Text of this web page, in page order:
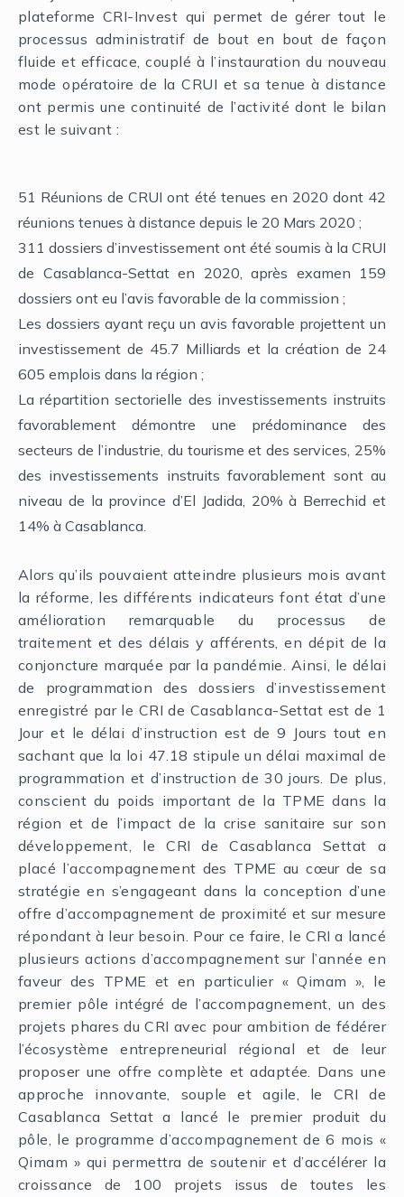
plateforme CRI-Invest qui permet de gérer tout le
processus administratif de bout en bout de façon
fluide et efficace, couplé à l’instauration du nouveau
mode opératoire de la CRUI et sa tenue à distance
ont permis une continuité de l’activité dont le bilan
est le suivant :
51 Réunions de CRUI ont été tenues en 2020 dont 42
réunions tenues à distance depuis le 20 Mars 2020 ;
311 dossiers d’investissement ont été soumis à la CRUI
de Casablanca-Settat en 2020, après examen 159
dossiers ont eu l’avis favorable de la commission ;
Les dossiers ayant reçu un avis favorable projettent un
investissement de 45.7 Milliards et la création de 24
605 emplois dans la région ;
La répartition sectorielle des investissements instruits
favorablement démontre une prédominance des
secteurs de l’industrie, du tourisme et des services, 25%
des investissements instruits favorablement sont au
niveau de la province d’El Jadida, 20% à Berrechid et
14% à Casablanca.
Alors qu’ils pouvaient atteindre plusieurs mois avant
la réforme, les différents indicateurs font état d’une
amélioration remarquable du processus de
traitement et des délais y afférents, en dépit de la
conjoncture marquée par la pandémie. Ainsi, le délai
de programmation des dossiers d’investissement
enregistré par le CRI de Casablanca-Settat est de 1
Jour et le délai d’instruction est de 9 Jours tout en
sachant que la loi 47.18 stipule un délai maximal de
programmation et d’instruction de 30 jours. De plus,
conscient du poids important de la TPME dans la
région et de l’impact de la crise sanitaire sur son
développement, le CRI de Casablanca Settat a
placé l’accompagnement des TPME au cœur de sa
stratégie en s’engageant dans la conception d’une
offre d’accompagnement de proximité et sur mesure
répondant à leur besoin. Pour ce faire, le CRI a lancé
plusieurs actions d’accompagnement sur l’année en
faveur des TPME et en particulier « Qimam », le
premier pôle intégré de l’accompagnement, un des
projets phares du CRI avec pour ambition de fédérer
l’écosystème entrepreneurial régional et de leur
proposer une offre complète et adaptée. Dans une
approche innovante, souple et agile, le CRI de
Casablanca Settat a lancé le premier produit du
pôle, le programme d’accompagnement de 6 mois «
Qimam » qui permettra de soutenir et d’accélérer la
croissance de 100 projets issus de toutes les